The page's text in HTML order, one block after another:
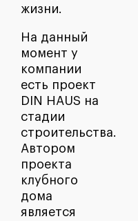
жизни.
На данный
момент у
компании
есть проект
DIN HAUS на
стадии
строительства.
Автором
проекта
клубного
дома
является